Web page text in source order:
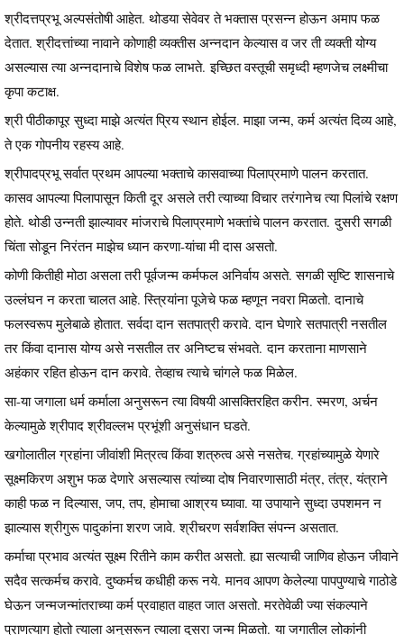
श्रीदत्तप्रभू अल्पसंतोषी आहेत. थोडया सेवेवर ते भक्तास प्रसन्न होऊन अमाप फळ
देतात. श्रीदत्तांच्या नावाने कोणाही व्यक्तीस अन्नदान केल्यास व जर ती व्यक्ती योग्य
असल्यास त्या अन्नदानाचे विशेष फळ लाभते. इच्छित वस्तूची समृध्दी म्हणजेच लक्ष्मीचा
कृपा कटाक्ष.
श्री पीठीकापूर सुध्दा माझे अत्यंत प्रिय स्थान होईल. माझा जन्म, कर्म अत्यंत दिव्य आहे,
ते एक गोपनीय रहस्य आहे.
श्रीपादप्रभू सर्वात प्रथम आपल्या भक्ताचे कासवाच्या पिलाप्रमाणे पालन करतात.
कासव आपल्या पिलापासून किती दूर असले तरी त्याच्या विचार तरंगानेच त्या पिलांचे रक्षण
होते. थोडी उन्नती झाल्यावर मांजराचे पिलाप्रमाणे भक्तांचे पालन करतात. दुसरी सगळी
चिंता सोडून निरंतन माझेच ध्यान करणा-यांचा मी दास असतो.
कोणी कितीही मोठा असला तरी पूर्वजन्म कर्मफल अनिर्वाय असते. सगळी सृष्टि शासनाचे
उल्लंघन न करता चालत आहे. स्त्रियांना पूजेचे फळ म्हणून नवरा मिळतो. दानाचे
फलस्वरूप मुलेबाळे होतात. सर्वदा दान सतपात्री करावे. दान घेणारे सतपात्री नसतील
तर किंवा दानास योग्य असे नसतील तर अनिष्टच संभवते. दान करताना माणसाने
अहंकार रहित होऊन दान करावे. तेव्हाच त्याचे चांगले फळ मिळेल.
सा-या जगाला धर्म कर्माला अनुसरून त्या विषयी आसक्तिरहित करीन. स्मरण, अर्चन
केल्यामुळे श्रीपाद श्रीवल्लभ प्रभूंशी अनुसंधान घडते.
खगोलातील ग्रहांना जीवांशी मित्रत्व किंवा शत्रुत्व असे नसतेच. ग्रहांच्यामुळे येणारे
सूक्ष्मकिरण अशुभ फळ देणारे असल्यास त्यांच्या दोष निवारणासाठी मंत्र, तंत्र, यंत्राने
काही फळ न दिल्यास, जप, तप, होमाचा आश्रय घ्यावा. या उपायाने सुध्दा उपशमन न
झाल्यास श्रीगुरू पादुकांना शरण जावे. श्रीचरण सर्वशक्ति संपन्न असतात.
कर्माचा प्रभाव अत्यंत सूक्ष्म रितीने काम करीत असतो. ह्या सत्याची जाणिव होऊन जीवाने
सदैव सत्कर्मच करावे. दुष्कर्मच कधीही करू नये. मानव आपण केलेल्या पापपुण्याचे गाठोडे
घेऊन जन्मजन्मांतराच्या कर्म प्रवाहात वाहत जात असतो. मरतेवेळी ज्या संकल्पाने
प्राणत्याग होतो त्याला अनुसरून त्याला दुसरा जन्म मिळतो. या जगातील लोकांनी